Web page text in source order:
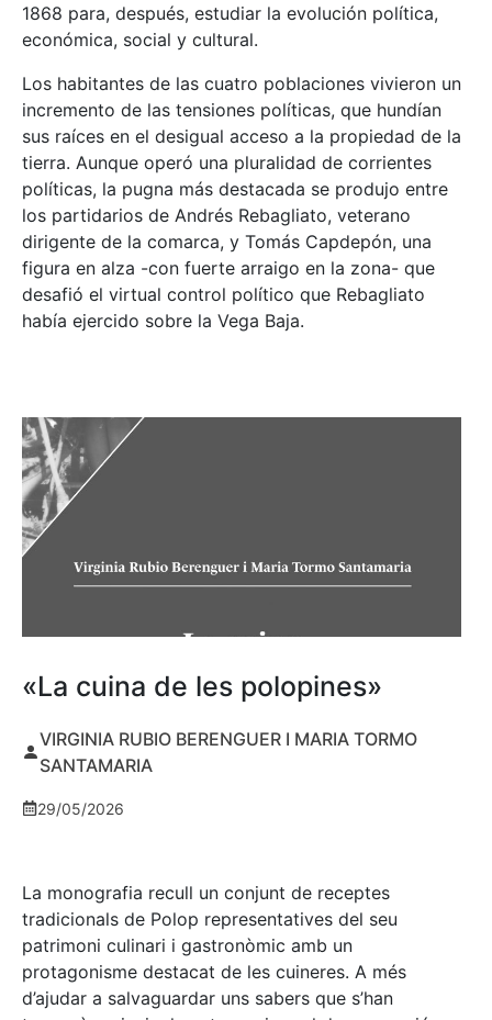
1868 para, después, estudiar la evolución política,
económica, social y cultural.
Los habitantes de las cuatro poblaciones vivieron un
incremento de las tensiones políticas, que hundían
sus raíces en el desigual acceso a la propiedad de la
tierra. Aunque operó una pluralidad de corrientes
políticas, la pugna más destacada se produjo entre
los partidarios de Andrés Rebagliato, veterano
dirigente de la comarca, y Tomás Capdepón, una
figura en alza -con fuerte arraigo en la zona- que
desafió el virtual control político que Rebagliato
había ejercido sobre la Vega Baja.
«La cuina de les polopines»
VIRGINIA RUBIO BERENGUER I MARIA TORMO
SANTAMARIA
29/05/2026
La monografia recull un conjunt de receptes
tradicionals de Polop representatives del seu
patrimoni culinari i gastronòmic amb un
protagonisme destacat de les cuineres. A més
d’ajudar a salvaguardar uns sabers que s’han